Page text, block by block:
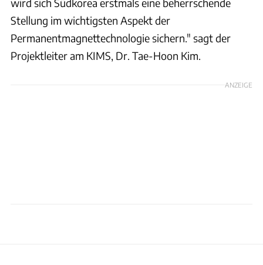
Stellung im wichtigsten Aspekt der
Permanentmagnettechnologie sichern." sagt der
Projektleiter am KIMS, Dr. Tae-Hoon Kim.
ANZEIGE